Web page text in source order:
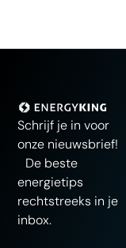
Schrijf je in voor
onze nieuwsbrief!
De beste
energietips
rechtstreeks in je
inbox.